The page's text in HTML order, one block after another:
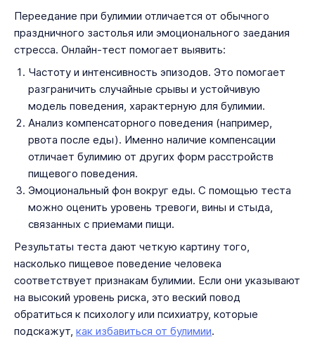
Переедание при булимии отличается от обычного
праздничного застолья или эмоционального заедания
стресса. Онлайн-тест помогает выявить:
Частоту и интенсивность эпизодов. Это помогает
разграничить случайные срывы и устойчивую
модель поведения, характерную для булимии.
Анализ компенсаторного поведения (например,
рвота после еды). Именно наличие компенсации
отличает булимию от других форм расстройств
пищевого поведения.
Эмоциональный фон вокруг еды. С помощью теста
можно оценить уровень тревоги, вины и стыда,
связанных с приемами пищи.
Результаты теста дают четкую картину того,
насколько пищевое поведение человека
соответствует признакам булимии. Если они указывают
на высокий уровень риска, это веский повод
обратиться к психологу или психиатру, которые
подскажут, как избавиться от булимии.